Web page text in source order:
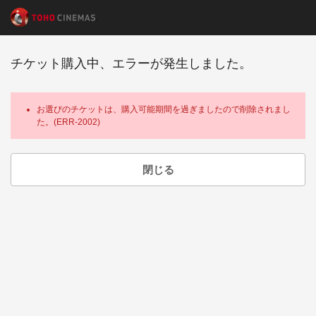
チケット購入中、エラーが発生しました。
お選びのチケットは、購入可能期間を過ぎましたので削除されまし
た。(ERR-2002)
閉じる